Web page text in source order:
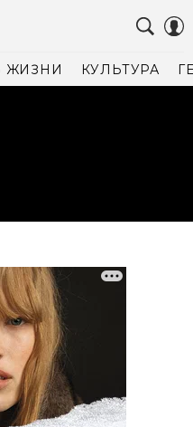
ЖИЗНИ КУЛЬТУРА